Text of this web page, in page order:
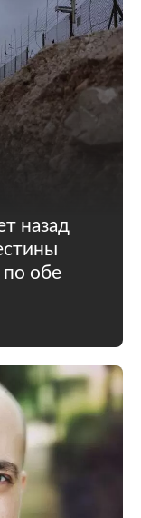
назад
обе